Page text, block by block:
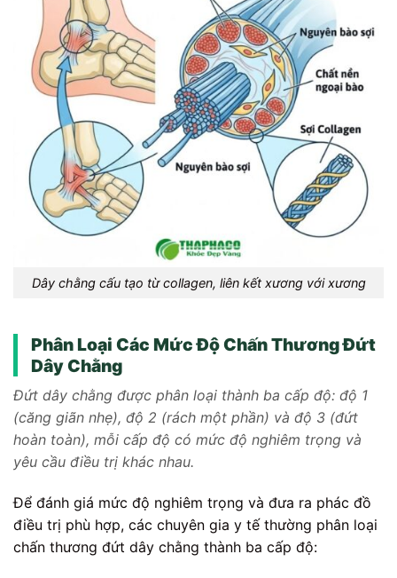
Dây chằng cấu tạo từ collagen, liên kết xương với xương
Phân Loại Các Mức Độ Chấn Thương Đứt
Dây Chằng
Đứt dây chằng được phân loại thành ba cấp độ: độ 1
(căng giãn nhẹ), độ 2 (rách một phần) và độ 3 (đứt
hoàn toàn), mỗi cấp độ có mức độ nghiêm trọng và
yêu cầu điều trị khác nhau.
Để đánh giá mức độ nghiêm trọng và đưa ra phác đồ
điều trị phù hợp, các chuyên gia y tế thường phân loại
chấn thương đứt dây chằng thành ba cấp độ: